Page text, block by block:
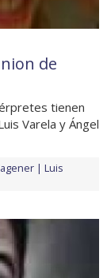
de
tienen
Varela y Ángel
Luis